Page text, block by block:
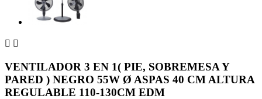
 
VENTILADOR 3 EN 1( PIE, SOBREMESA Y
PARED ) NEGRO 55W Ø ASPAS 40 CM ALTURA
REGULABLE 110-130CM EDM